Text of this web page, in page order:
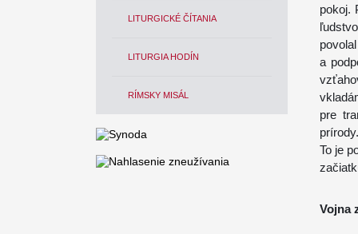
LITURGICKÉ ČÍTANIA
LITURGIA HODÍN
RÍMSKY MISÁL
pokoj.
a
pre
prírody.
To je
Vojna